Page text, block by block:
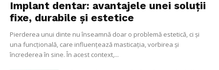
Implant dentar: avantajele unei soluții
fixe, durabile și estetice
Pierderea unui dinte nu înseamnă doar o problemă estetică, ci și
una funcțională, care influențează masticația, vorbirea și
încrederea în sine. În acest context,...